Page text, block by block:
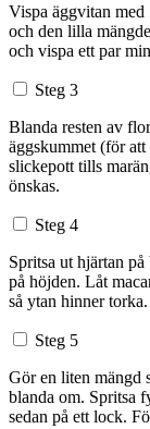
Vispa äggvitan
och den lilla
och vispa ett par
Steg 3
Blanda resten av
äggskummet (för
slickepott tills
önskas.
Steg 4
Spritsa ut hjärtan
på höjden. Låt
så ytan hinner
Steg 5
Gör en liten mängd
blanda om. Spritsa
sedan på ett lock.